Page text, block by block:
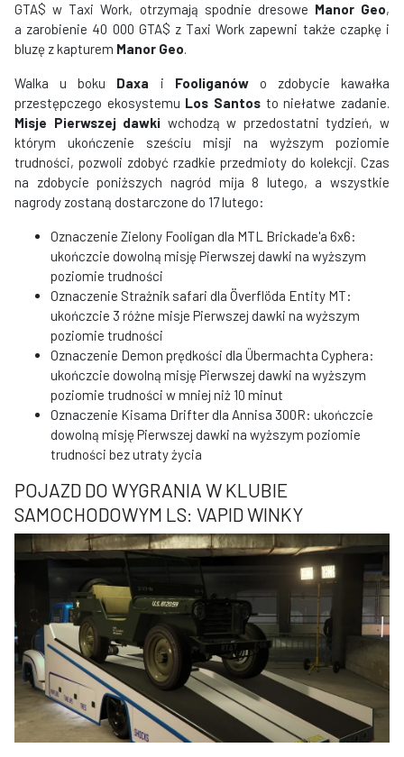
GTA$ w Taxi Work, otrzymają spodnie dresowe Manor Geo,
a zarobienie 40 000 GTA$ z Taxi Work zapewni także czapkę i
bluzę z kapturem Manor Geo.
Walka u boku Daxa i Fooliganówo zdobycie kawałka
przestępczego ekosystemu Los Santos to niełatwe zadanie.
Misje Pierwszej dawki wchodzą w przedostatni tydzień, w
którym ukończenie sześciu misji na wyższym poziomie
trudności, pozwoli zdobyć rzadkie przedmioty do kolekcji. Czas
na zdobycie poniższych nagród mija 8 lutego, a wszystkie
nagrody zostaną dostarczone do 17 lutego:
Oznaczenie Zielony Fooligan dla MTL Brickade'a 6x6:
ukończcie dowolną misję Pierwszej dawki na wyższym
poziomie trudności
Oznaczenie Strażnik safari dla Överflöda Entity MT:
ukończcie 3 różne misje Pierwszej dawki na wyższym
poziomie trudności
Oznaczenie Demon prędkości dla Übermachta Cyphera:
ukończcie dowolną misję Pierwszej dawki na wyższym
poziomie trudności w mniej niż 10 minut
Oznaczenie Kisama Drifter dla Annisa 300R: ukończcie
dowolną misję Pierwszej dawki na wyższym poziomie
trudności bez utraty życia
POJAZD DO WYGRANIA W KLUBIE
SAMOCHODOWYM LS: VAPID WINKY